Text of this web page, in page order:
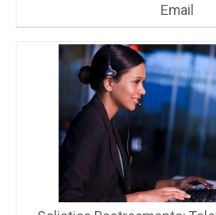
Email